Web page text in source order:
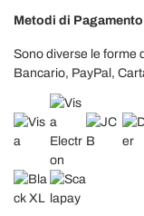
Metodi di
Sono diverse le forme
Bancario, PayPal,